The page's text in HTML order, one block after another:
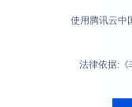
使用腾讯云中
法律依据:《